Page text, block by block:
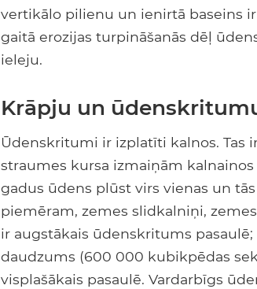
vertikālo pilienu un ienirtā baseins
gaitā erozijas turpināšanās dēļ
ieleju.
Krāpju un
Ūdenskritumi ir izplatīti kalnos. Tas
straumes kursa izmaiņām kalnainos
gadus ūdens plūst virs vienas un
piemēram, zemes slidkalniņi,
ir augstākais ūdenskritums
daudzums (600 000 kubikpēdas
visplašākais pasaulē. Vardarbīgs